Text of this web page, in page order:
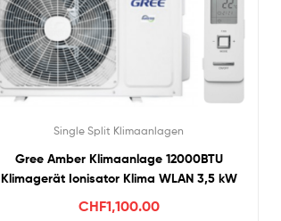
Single Split Klimaanlagen
Gree Amber Klimaanlage 12000BTU
Klimagerät Ionisator Klima WLAN 3,5 kW
CHF1,100.00
Filter